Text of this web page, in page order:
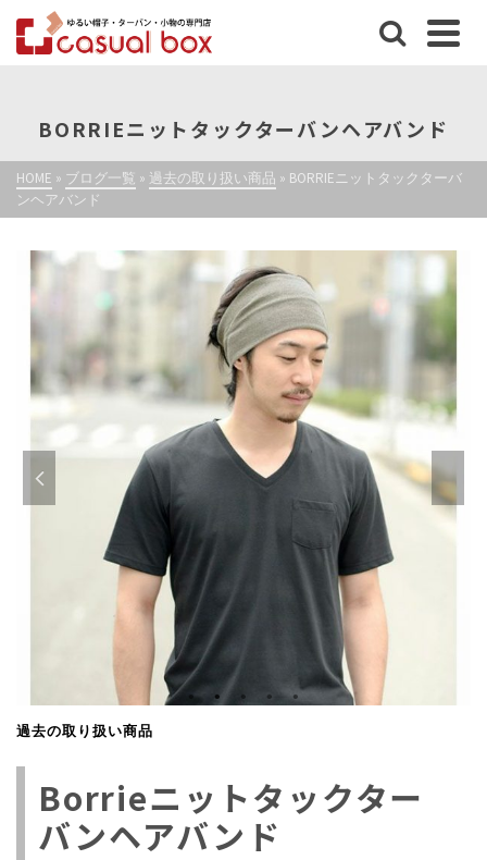
BORRIEニットタックターバンヘアバンド
HOME » ブログ一覧 » 過去の取り扱い商品 » BORRIEニットタックターバ
ンヘアバンド
過去の取り扱い商品
Borrieニットタックター
バンヘアバンド